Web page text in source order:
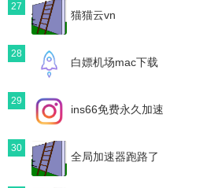
27
猫猫云vn
28
白嫖机场mac下载
29
ins66免费永久加速
30
全局加速器跑路了